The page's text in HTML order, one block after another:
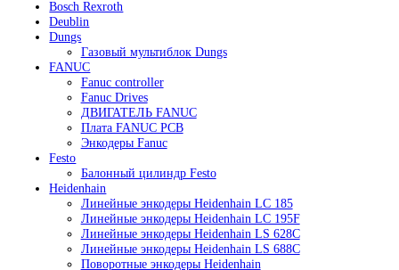
Accessories
Bosch Rexroth
Deublin
Dungs
Газовый мультиблок Dungs
FANUC
Fanuc controller
Fanuc Drives
ДВИГАТЕЛЬ FANUC
Плата FANUC PCB
Энкодеры Fanuc
Festo
Балонный цилиндр Festo
Heidenhain
Линейные энкодеры Heidenhain LC 185